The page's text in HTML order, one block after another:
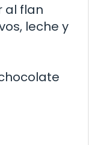
al flan
leche y